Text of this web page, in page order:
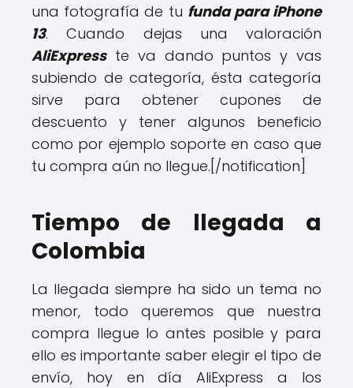
una fotografía de tu funda para iPhone
13. Cuando dejas una valoración
AliExpresste va dando puntos y vas
subiendo de categoría, ésta categoría
sirve para obtener cupones de
descuento y tener algunos beneficio
como por ejemplo soporte en caso que
tu compra aún no llegue.[/notification]
Tiempo de llegada a
Colombia
La llegada siempre ha sido un tema no
menor, todo queremos que nuestra
compra llegue lo antes posible y para
ello es importante saber elegir el tipo de
envío, hoy en día AliExpress a los